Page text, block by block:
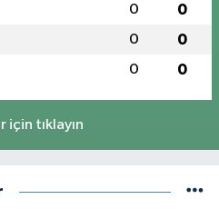
0 0
0 0
0 0
için tıklayın